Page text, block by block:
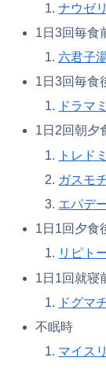
ナウゼ
1日3回毎食
六君子
1日3回毎食
ドラマ
1日2回朝夕
トレド
ガスモ
エパデ
1日1回夕食
リピト
1日1回就寝
ドグマ
不眠時
マイス